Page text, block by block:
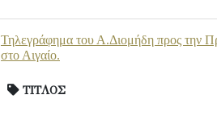
Τηλεγράφημα του Α.Διομήδη προς την
στο Αιγαίο.
ΤΙΤΛΟΣ